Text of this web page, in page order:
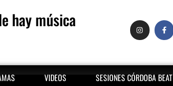
hay música
VIDEOS SESIONES CÓRDOBA BEAT